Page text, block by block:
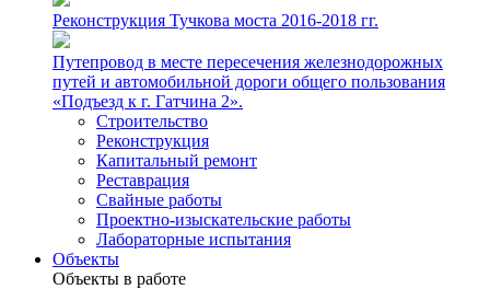
Реконструкция Тучкова моста 2016-2018 гг.
Путепровод в месте пересечения железнодорожных
путей и автомобильной дороги общего пользования
«Подъезд к г. Гатчина 2».
Строительство
Реконструкция
Капитальный ремонт
Реставрация
Свайные работы
Проектно-изыскательские работы
Лабораторные испытания
Объекты
Объекты в работе